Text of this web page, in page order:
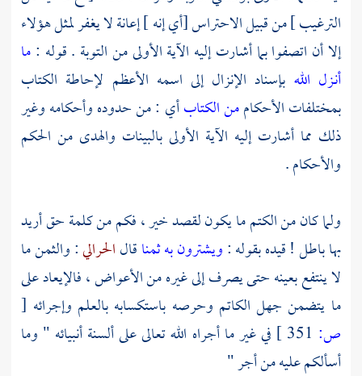
الترغيب ] من قبيل الاحتراس [أي إنه ] إعانة لا يغفر لمثل هؤلاء
إلا أن اتصفوا بما أشارت إليه الآية الأولى من التوبة . قوله :ما
أنـزل الله بإسناد الإنزال إلى اسمه الأعظم لإحاطة الكتاب
بمختلفات الأحكاممن الكتابأي : من حدوده وأحكامه وغير
ذلك مما أشارت إليه الآية الأولى بالبينات والهدى من الحكم
والأحكام .
ولما كان من الكتم ما يكون لقصد خير ، فكم من كلمة حق أريد
بها باطل ! قيده بقوله :ويشترون به ثمناقالالحرالي: والثمن ما
لا ينتفع بعينه حتى يصرف إلى غيره من الأعواض ، فالإيعاد على
ما يتضمن جهل الكاتم وحرصه باستكسابه بالعلم وإجرائه [
ص:
في غير ما أجراه الله تعالى على ألسنة أنبيائه " وما
أسألكم عليه من أجر "